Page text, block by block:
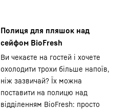
Полиця для пляшок над
сейфом BioFresh
Ви чекаєте на гостей і хочете
охолодити трохи більше напоїв,
ніж зазвичай? Їх можна
поставити на полицю над
відділенням BioFresh: просто